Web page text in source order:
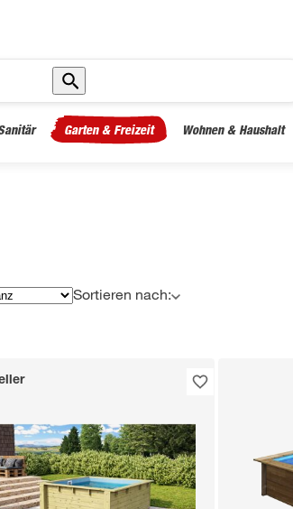
Garten & Freizeit Wohnen & Haushalt
Sortieren nach: